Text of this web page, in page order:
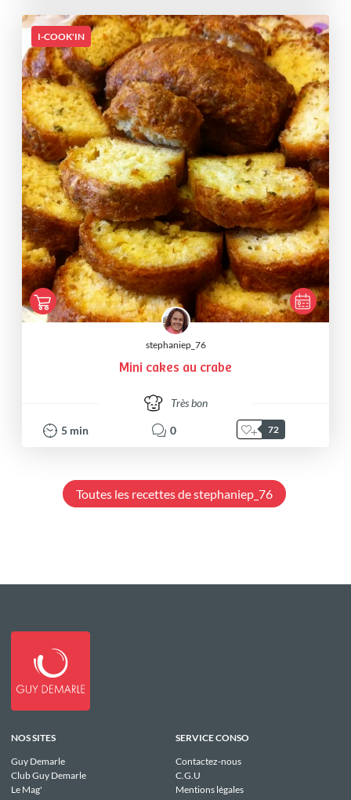
I-COOK'IN
stephaniep_76
Mini cakes au crabe
Très bon
5 min 0 72
Toutes les recettes de stephaniep_76
NOS SITES
Guy Demarle
Club Guy Demarle
Le Mag'
SERVICE CONSO
Contactez-nous
C.G.U
Mentions légales